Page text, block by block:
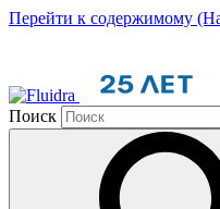
Перейти к содержимому
Поиск